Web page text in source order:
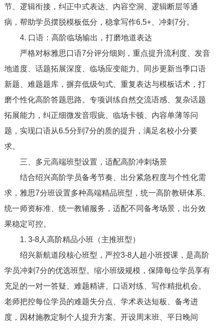
节、逻辑衔接，纠正中式表达、内容空洞、逻辑断层等通
病，帮助学员摆脱模板低分，稳拿写作6.5+、冲刺7分。
4. 口语：高阶临场输出，打磨地道表达
严格对标雅思口语7分评分细则，重点提升流利度、发音
地道度、话题拓展深度、临场应变能力。同步更新当季口语
新题、难题题库，摒弃低级句式、重复表达与模板话术，打
磨个性化高阶答题思路。专项训练自然交流语感、复杂话题
拓展能力，纠正细微发音瑕疵、临场卡顿、内容单薄等问
题，实现口语从6.5分到7分的质的提升，满足名校小分要
求。
三、多元高端班型设置，适配高阶冲刺场景
结合绍兴高阶学员备考节奏、出分紧急程度与个性化需
求，雅思7分班设置多种高端精品班型，统一高阶教研体系、
统一师资标准、统一教辅服务，适配不同备考场景，出分效
果稳定可控。
1. 3-8人高阶精品小班（主推班型）
绍兴新航道段核心班型，严控3-8人超小班授课，是高阶
学员冲刺7分的优选班型。缩小班级规模，保障每位学员享有
充足的一对一答疑、难题精讲、口语对练、写作精批机会。
老师把控每位学员的难题失分点、学术表达短板、备考进
度，因材施教定制个人提升方案。开设周末班、平日晚间